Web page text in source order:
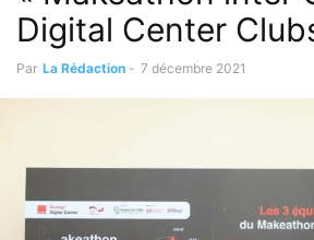
Digital Center
Par La Rédaction - 7 décembre 2021